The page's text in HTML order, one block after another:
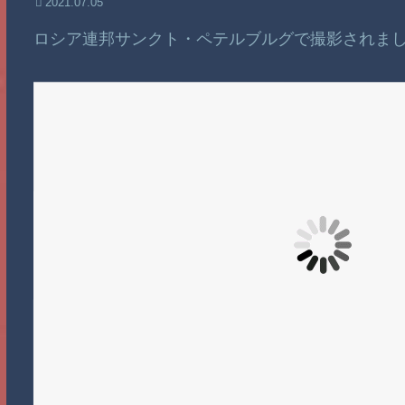
ロシア連邦サンクト・ペテルブルグで撮影されま